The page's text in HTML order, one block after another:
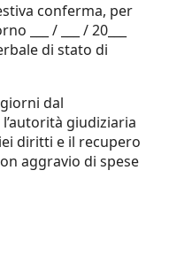
conferma, per
___ / ___ / 20___
di stato di
dal
giudiziaria
diritti e il recupero
aggravio di spese